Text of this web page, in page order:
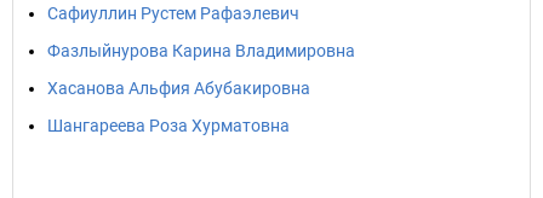
Сафиуллин Рустем Рафаэлевич
Фазлыйнурова Карина Владимировна
Хасанова Альфия Абубакировна
Шангареева Роза Хурматовна